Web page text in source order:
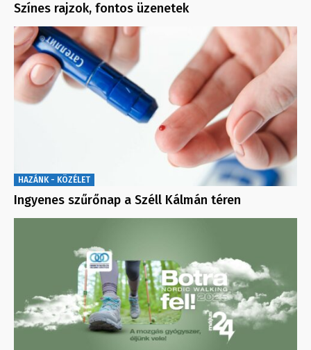
Színes rajzok, fontos üzenetek
HAZÁNK - KÖZÉLET
Ingyenes szűrőnap a Széll Kálmán téren